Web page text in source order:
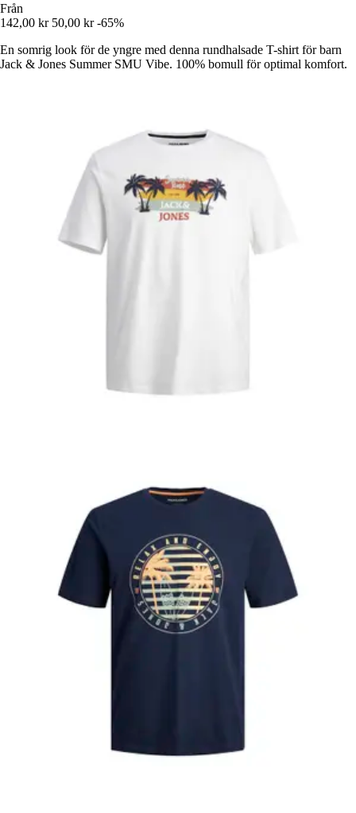
Från
142,00 kr 50,00 kr -65%
En somrig look för de yngre med denna rundhalsade T-shirt för barn
Jack & Jones Summer SMU Vibe. 100% bomull för optimal komfort.